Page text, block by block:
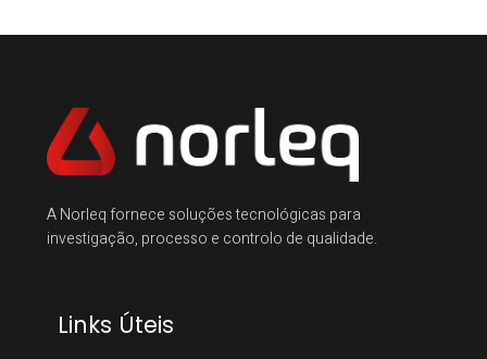
A Norleq fornece soluções tecnológicas para
investigação, processo e controlo de qualidade.
Links Úteis